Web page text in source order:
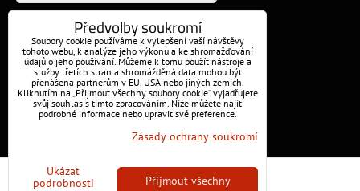
Předvolby soukromí Zásady ochrany soukromí
Předvolby soukromí
Soubory cookie používáme k vylepšení vaší návštěvy
tohoto webu, k analýze jeho výkonu a ke shromažďování
údajů o jeho používání. Můžeme k tomu použít nástroje a
služby třetích stran a shromážděná data mohou být
přenášena partnerům v EU, USA nebo jiných zemích.
Kliknutím na „Přijmout všechny soubory cookie“ vyjadřujete
svůj souhlas s tímto zpracováním. Níže můžete najít
podrobné informace nebo upravit své preference.
Zásady ochrany soukromí
Ukázat
podrobnosti
Přijmout všechny